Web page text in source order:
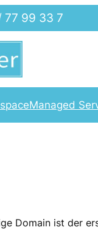
77 99 33 7
Managed
Domain ist der